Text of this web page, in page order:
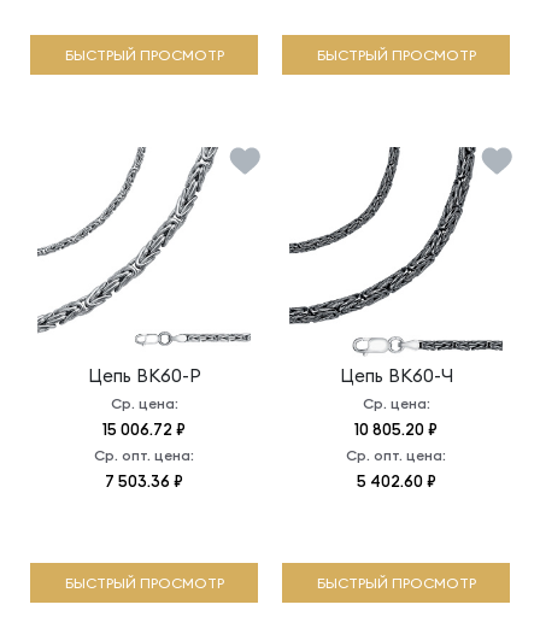
БЫСТРЫЙ ПРОСМОТР БЫСТРЫЙ ПРОСМОТР
Цепь ВК60-Р
Ср. цена:
15 006.72 ₽
Ср. опт. цена:
7 503.36 ₽
БЫСТРЫЙ ПРОСМОТР
Цепь ВК60-Ч
Ср. цена:
10 805.20 ₽
Ср. опт. цена:
5 402.60 ₽
БЫСТРЫЙ ПРОСМОТР